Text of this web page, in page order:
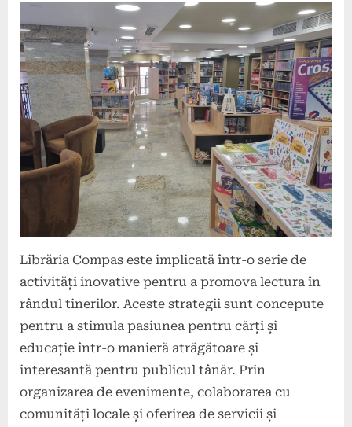
on
iulie
2024
comunicat
Librăria Compas este implicată într-o serie de
activități inovative pentru a promova lectura în
rândul tinerilor. Aceste strategii sunt concepute
pentru a stimula pasiunea pentru cărți și
educație într-o manieră atrăgătoare și
interesantă pentru publicul tânăr. Prin
organizarea de evenimente, colaborarea cu
comunități locale și oferirea de servicii și